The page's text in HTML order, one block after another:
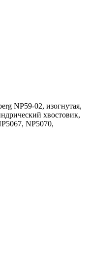
NP59-02, изогнутая,
хвостовик,
NP5070,